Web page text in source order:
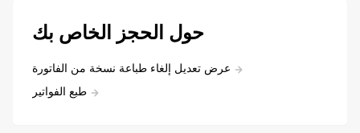
حول الحجز الخاص بك
عرض تعديل إلغاء طباعة نسخة من الفاتورة
طبع الفواتير